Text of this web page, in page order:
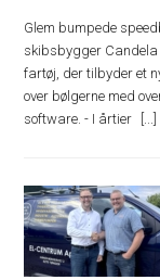
Glem bumpede
skibsbygger Candela
fartøj, der tilbyder et
over bølgerne med
software. - I årtier